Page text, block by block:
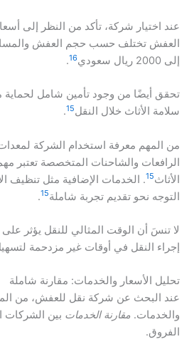
عند اختيار شركة، تأكد من النظر إلى
إلى 2000 ريال سعودي
16
.
تحقق أيضًا من وجود تأمين شامل لحماية
سلامة الأثاث خلال النقل15
.
من المهم معرفة استخدام الشركة
الرافعات والشاحنات المتخصصة تعتبر
الأثاث15. الخدمات الإضافية مثل تنظيف
التوجه نحو تقديم تجربة شاملة15
.
لا تنسَ أن الوقت المثالي للنقل يؤثر
إجراء النقل في أوقات غير مزدحمة
تحليل الأسعار والخدمات: مقارنة شاملة
عند البحث عن شركة نقل للعفش، من
والخدمات. مقارنة الخدمات بين الشركات
الفروق.